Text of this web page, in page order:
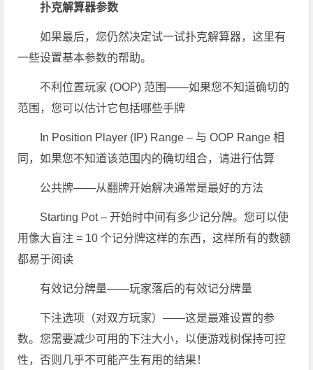
扑克解算器参数
如果最后，您仍然决定试一试扑克解算器，这里有
一些设置基本参数的帮助。
不利位置玩家 (OOP) 范围——如果您不知道确切的
范围，您可以估计它包括哪些手牌
In Position Player (IP) Range – 与 OOP Range 相
同，如果您不知道该范围内的确切组合，请进行估算
公共牌——从翻牌开始解决通常是最好的方法
Starting Pot – 开始时中间有多少记分牌。您可以使
用像大盲注 = 10 个记分牌这样的东西，这样所有的数额
都易于阅读
有效记分牌量——玩家落后的有效记分牌量
下注选项（对双方玩家）——这是最难设置的参
数。您需要减少可用的下注大小，以便游戏树保持可控
性，否则几乎不可能产生有用的结果！